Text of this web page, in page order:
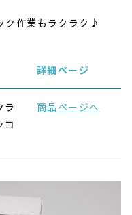
ク作業もラクラク♪
詳細ページ
ラ
コ
商品ページへ